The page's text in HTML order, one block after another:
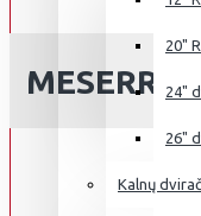
20"
24"
26"
Kalnų